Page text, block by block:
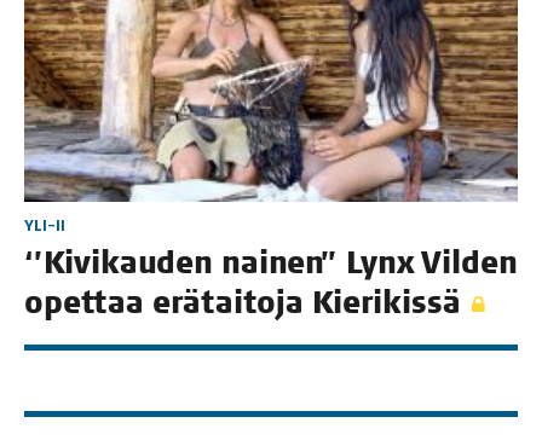
YLI-II
‘’Kivi­kau­den nai­nen’’ Lynx Vil­den
opet­taa erä­tai­to­ja Kierikissä